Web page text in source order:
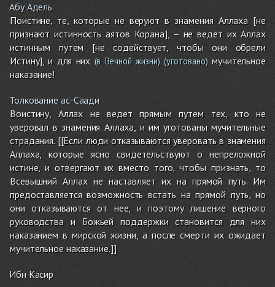
Абу Адель
Поистине, те, которые не веруют в знамения Аллаха [не
признают истинность аятов Корана], – не ведет их Аллах
истинным путем [не содействует, чтобы они обрели
Истину], и для них (в Вечной жизни)(уготовано)мучительное
наказание!
Толкование ас-Саади
Воистину, Аллах не ведет прямым путем тех, кто не
уверовал в знамения Аллаха, и им уготованы мучительные
страдания. [[Если люди отказываются уверовать в знамения
Аллаха, которые ясно свидетельствуют о непреложной
истине, и отвергают их вместо того, чтобы признать, то
Всевышний Аллах не наставляет их на прямой путь. Им
предоставляется возможность встать на прямой путь, но
они отказываются от нее, и поэтому лишение верного
руководства и Божьей поддержки становится для них
наказанием в мирской жизни, а после смерти их ожидает
мучительное наказание.]]
Ибн Касир